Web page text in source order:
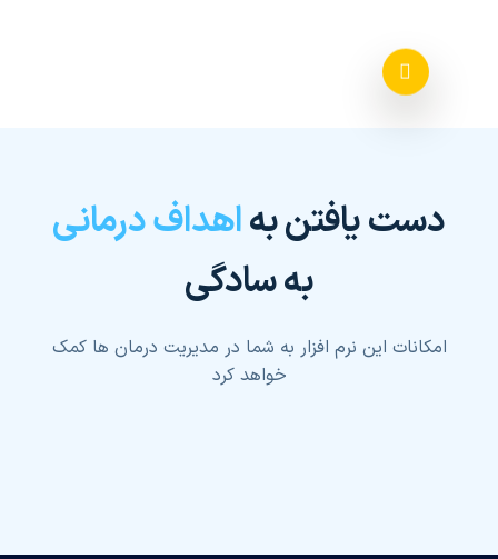
دست یافتن بهاهداف درمانی
به سادگی
امکانات این نرم افزار به شما در مدیریت درمان ها کمک
خواهد کرد